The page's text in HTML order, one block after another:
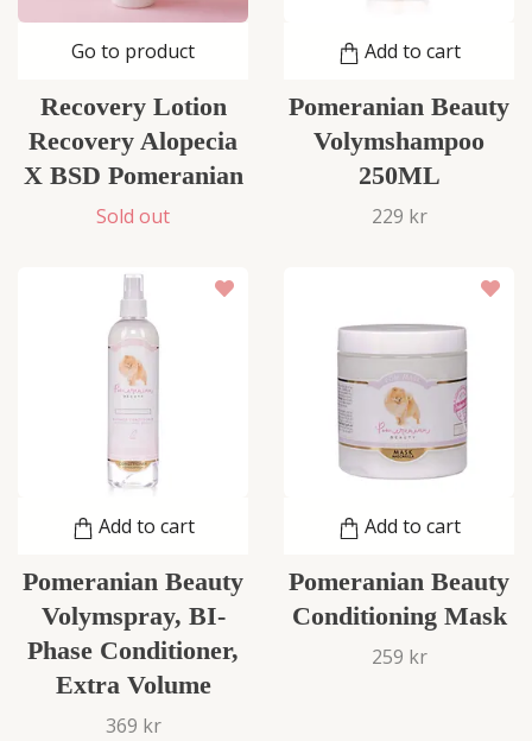
Go to product
Recovery Lotion
Recovery Alopecia
X BSD Pomeranian
Sold out
Add to cart
Pomeranian Beauty
Volymshampoo
250ML
229 kr
Add to cart
Pomeranian Beauty
Volymspray, BI-
Phase Conditioner,
Extra Volume
369 kr
Add to cart
Pomeranian Beauty
Conditioning Mask
259 kr